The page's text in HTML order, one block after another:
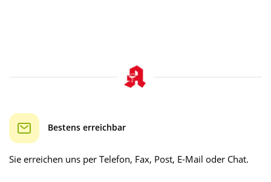
Bestens erreichbar
Sie erreichen uns per Telefon, Fax, Post, E-Mail oder Chat.